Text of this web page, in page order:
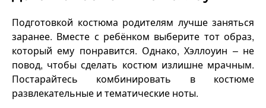
Подготовкой костюма родителям лучше заняться
заранее. Вместе с ребёнком выберите тот образ,
который ему понравится. Однако, Хэллоуин – не
повод, чтобы сделать костюм излишне мрачным.
Постарайтесь комбинировать в костюме
развлекательные и тематические ноты.